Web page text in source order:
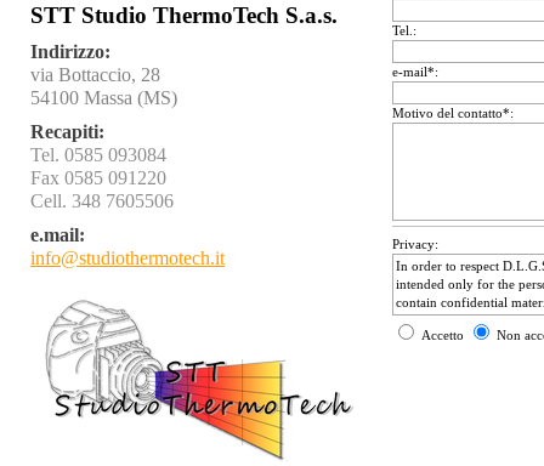
STT Studio ThermoTech S.a.s.
Indirizzo:
via Bottaccio, 28
54100 Massa (MS)
Recapiti:
Tel. 0585 093084
Fax 0585 091220
Cell. 348 7605506
e.mail:
info@studiothermotech.it
Tel.:
e-mail*:
Motivo del contatto*:
Privacy:
Accetto Non